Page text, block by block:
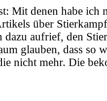
Mit denen habe ich
über
dazu aufrief, den
glauben, dass so
nicht mehr. Die